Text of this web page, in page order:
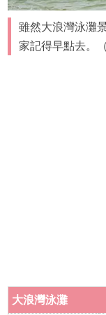
雖然大浪灣泳灘
家記得早點去。
大浪灣泳灘